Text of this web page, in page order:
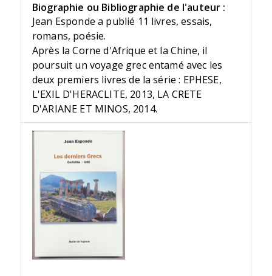
Biographie ou Bibliographie de l'auteur :
Jean Esponde a publié 11 livres, essais,
romans, poésie.
Après la Corne d'Afrique et la Chine, il
poursuit un voyage grec entamé avec les
deux premiers livres de la série : EPHESE,
L'EXIL D'HERACLITE, 2013, LA CRETE
D'ARIANE ET MINOS, 2014.